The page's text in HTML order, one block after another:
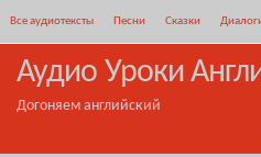
содержимому
Все аудиотексты Песни Сказки
Аудио Уроки
Догоняем английский